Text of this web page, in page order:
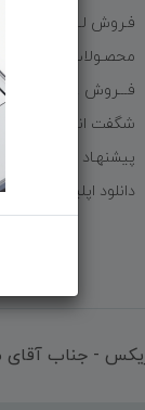
فـروش لـــوازم جانبـــی
محصـولات ریفربیشـد
فـــروش عُمـده کــالا
شگفت انگیزان منتخب
پیشنهـاد شگفت انگیز
دانلود اپلیکیشن